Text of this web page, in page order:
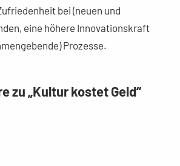
bei (neuen und
eine höhere Innovationskraft
Prozesse.
zu „Kultur kostet Geld“